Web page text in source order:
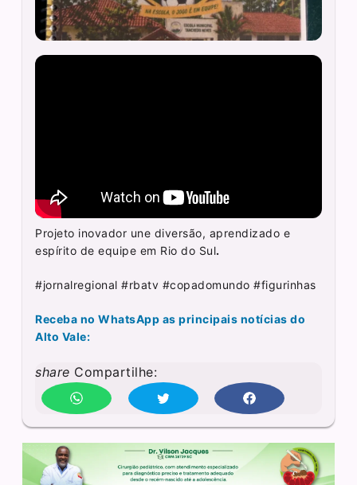
Projeto inovador une diversão, aprendizado e
espírito de equipe em Rio do Sul.
#jornalregional #rbatv #copadomundo #figurinhas
Receba no WhatsApp as principais notícias do
Alto Vale:
share Compartilhe: